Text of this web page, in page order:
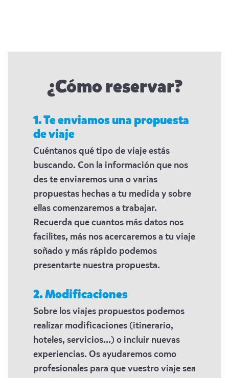
¿Cómo reservar?
1. Te enviamos una propuesta
de viaje
Cuéntanos qué tipo de viaje estás
buscando. Con la información que nos
des te enviaremos una o varias
propuestas hechas a tu medida y sobre
ellas comenzaremos a trabajar.
Recuerda que cuantos más datos nos
facilites, más nos acercaremos a tu viaje
soñado y más rápido podemos
presentarte nuestra propuesta.
2. Modificaciones
Sobre los viajes propuestos podemos
realizar modificaciones (itinerario,
hoteles, servicios...) o incluir nuevas
experiencias. Os ayudaremos como
profesionales para que vuestro viaje sea